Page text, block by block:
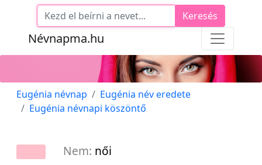
Névnapma.hu
Keresés
Eugénia névnap
Eugénia név eredete
Eugénia névnapi köszöntő
Nem: női